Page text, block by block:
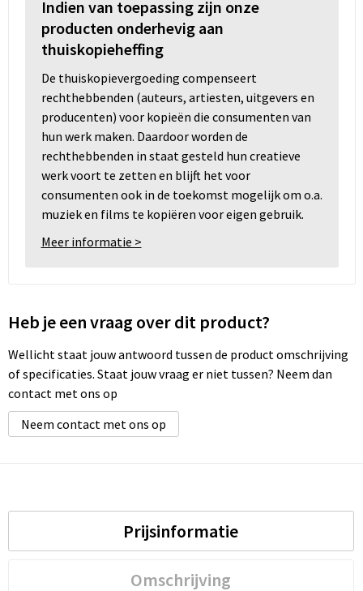
Indien van toepassing zijn onze
producten onderhevig aan
thuiskopieheffing
De thuiskopievergoeding compenseert
rechthebbenden (auteurs, artiesten, uitgevers en
producenten) voor kopieën die consumenten van
hun werk maken. Daardoor worden de
rechthebbenden in staat gesteld hun creatieve
werk voort te zetten en blijft het voor
consumenten ook in de toekomst mogelijk om o.a.
muziek en films te kopiëren voor eigen gebruik.
Meer informatie >
Heb je een vraag over dit product?
Wellicht staat jouw antwoord tussen de product omschrijving
of specificaties. Staat jouw vraag er niet tussen? Neem dan
contact met ons op
Neem contact met ons op
Prijsinformatie
Omschrijving